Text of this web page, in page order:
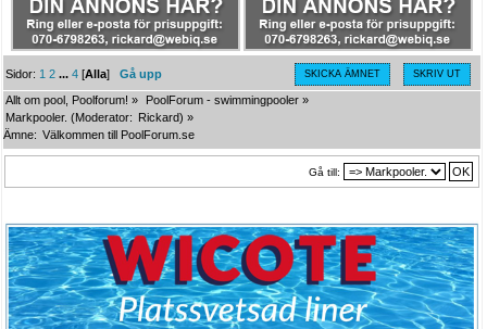
SKICKA ÄMNET SKRIV UT
Sidor: 1 2 ...4 [Alla]Gå upp
Allt om pool, Poolforum! » PoolForum - swimmingpooler »
Markpooler. (Moderator: Rickard) »
Ämne: Välkommen till PoolForum.se
Gå till: